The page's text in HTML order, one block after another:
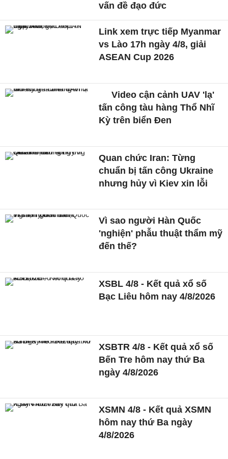
vấn đề đạo đức
Link xem trực tiếp Myanmar
vs Lào 17h ngày 4/8, giải
ASEAN Cup 2026
Video cận cảnh UAV 'lạ'
tấn công tàu hàng Thổ Nhĩ
Kỳ trên biển Đen
Quan chức Iran: Từng
chuẩn bị tấn công Ukraine
nhưng hủy vì Kiev xin lỗi
Vì sao người Hàn Quốc
'nghiện' phẫu thuật thẩm mỹ
đến thế?
XSBL 4/8 - Kết quả xổ số
Bạc Liêu hôm nay 4/8/2026
XSBTR 4/8 - Kết quả xổ số
Bến Tre hôm nay thứ Ba
ngày 4/8/2026
XSMN 4/8 - Kết quả XSMN
hôm nay thứ Ba ngày
4/8/2026